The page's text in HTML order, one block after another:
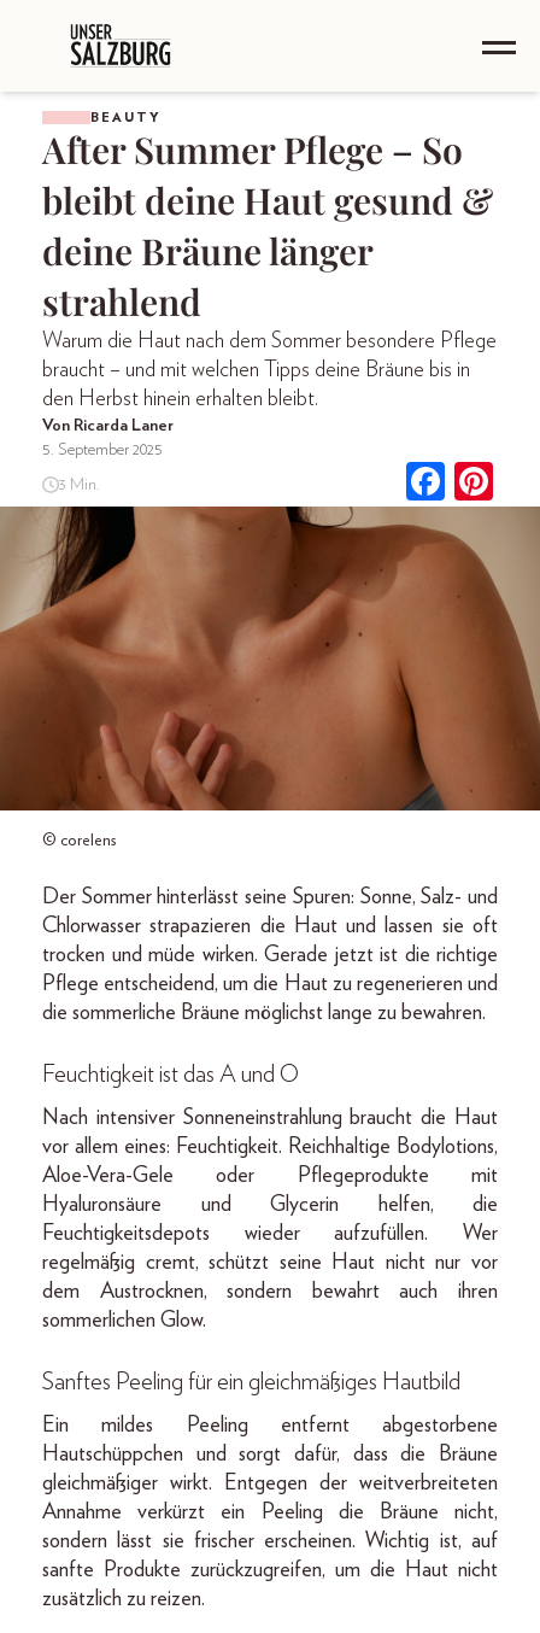
BEAUTY
After Summer Pflege – So
bleibt deine Haut gesund &
deine Bräune länger
strahlend
Warum die Haut nach dem Sommer besondere Pflege
braucht – und mit welchen Tipps deine Bräune bis in
den Herbst hinein erhalten bleibt.
Von Ricarda Laner
5. September 2025
3 Min.
© corelens
Der Sommer hinterlässt seine Spuren: Sonne, Salz- und
Chlorwasser strapazieren die Haut und lassen sie oft
trocken und müde wirken. Gerade jetzt ist die richtige
Pflege entscheidend, um die Haut zu regenerieren und
die sommerliche Bräune möglichst lange zu bewahren.
Feuchtigkeit ist das A und O
Nach intensiver Sonneneinstrahlung braucht die Haut
vor allem eines: Feuchtigkeit. Reichhaltige Bodylotions,
Aloe-Vera-Gele oder Pflegeprodukte mit
Hyaluronsäure und Glycerin helfen, die
Feuchtigkeitsdepots wieder aufzufüllen. Wer
regelmäßig cremt, schützt seine Haut nicht nur vor
dem Austrocknen, sondern bewahrt auch ihren
sommerlichen Glow.
Sanftes Peeling für ein gleichmäßiges Hautbild
Ein mildes Peeling entfernt abgestorbene
Hautschüppchen und sorgt dafür, dass die Bräune
gleichmäßiger wirkt. Entgegen der weitverbreiteten
Annahme verkürzt ein Peeling die Bräune nicht,
sondern lässt sie frischer erscheinen. Wichtig ist, auf
sanfte Produkte zurückzugreifen, um die Haut nicht
zusätzlich zu reizen.